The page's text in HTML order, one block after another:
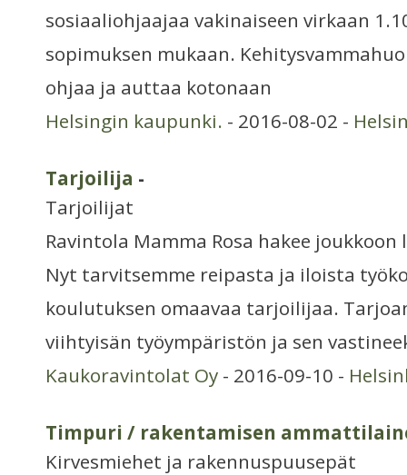
sosiaaliohjaajaa vakinaiseen virkaan
sopimuksen mukaan.
ohjaa ja auttaa kotonaan
Helsingin kaupunki. - 2016-08-02 -
Tarjoilija -
Tarjoilijat
Ravintola Mamma Rosa hakee
Nyt tarvitsemme reipasta ja iloista
koulutuksen omaavaa tarjoilijaa.
viihtyisän työympäristön ja sen
Kaukoravintolat Oy - 2016-09-10 -
Timpuri / rakentamisen
Kirvesmiehet ja rakennuspuusepät